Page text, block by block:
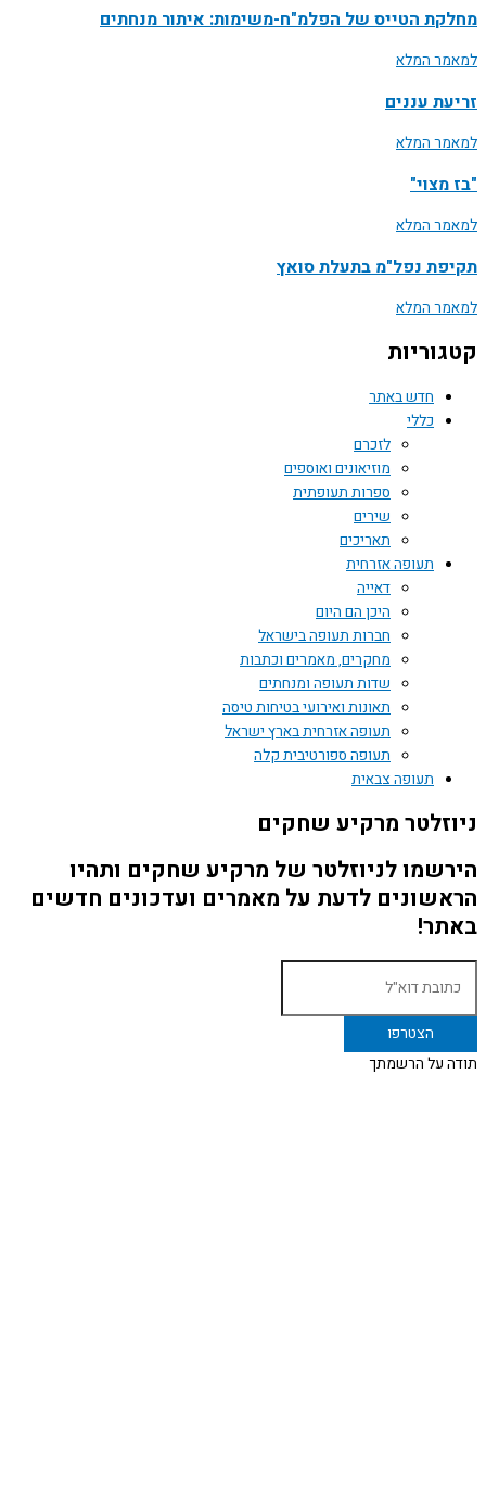
מחלקת הטייס של הפלמ"ח-משימות: איתור מנחתים
למאמר המלא
זריעת עננים
למאמר המלא
"בז מצוי"
למאמר המלא
תקיפת נפל"מ בתעלת סואץ
למאמר המלא
קטגוריות
חדש באתר
כללי
לזכרם
מוזיאונים ואוספים
ספרות תעופתית
שירים
תאריכים
תעופה אזרחית
דאייה
היכן הם היום
חברות תעופה בישראל
מחקרים, מאמרים וכתבות
שדות תעופה ומנחתים
תאונות ואירועי בטיחות טיסה
תעופה אזרחית בארץ ישראל
תעופה ספורטיבית קלה
תעופה צבאית
ניוזלטר מרקיע שחקים
הירשמו לניוזלטר של מרקיע שחקים ותהיו
הראשונים לדעת על מאמרים ועדכונים חדשים
באתר!
תודה על הרשמתך